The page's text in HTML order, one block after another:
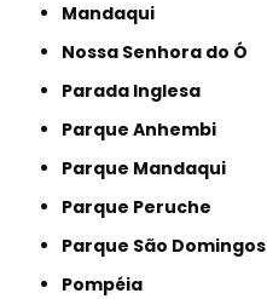
Mandaqui
Nossa Senhora do Ó
Parada Inglesa
Parque Anhembi
Parque Mandaqui
Parque Peruche
Parque São Domingos
Pompéia